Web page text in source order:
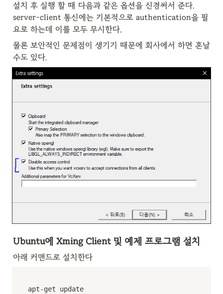
설치 후 실행 할 때 다음과 같은 옵션을 신경써서 준다.
server-client 통신에는 기본적으로 authentication을 필
요로 하는데 이를 모두 무시한다.
물론 보안적인 문제점이 생기기 때문에 회사에서 하면 혼날
수도 있다.
Ubuntu에 Xming Client 및 예제 프로그램 설치
아래 커맨드로 설치한다
apt-get update